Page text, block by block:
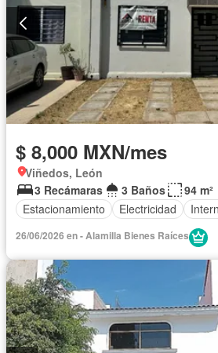
$ 8,000 MXN/mes
Viñedos, León
3 Recámaras
3 Baños
94 m²
Estacionamiento
Electricidad
26/06/2026 en - Alamilla Bienes Raíces